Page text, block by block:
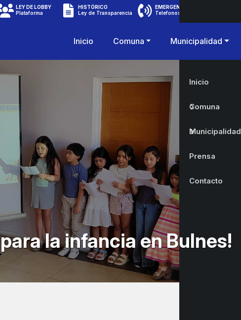
LEY DE LOBBY
Plataforma
HISTÓRICO
Ley de Transparencia
EMERGENCIAS
Telefonos
Inicio Comuna Municipalidad
la infancia en Bulnes!
Inicio
Comuna
Municipalidad
Prensa
Contacto